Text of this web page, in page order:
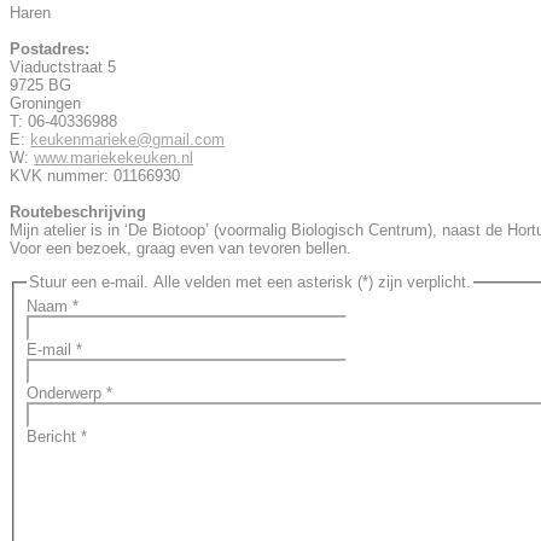
Haren
Postadres:
Viaductstraat 5
9725 BG
Groningen
T: 06-40336988
E: keukenmarieke@gmail.com
W: www.mariekekeuken.nl
KVK nummer: 01166930
Routebeschrijving
Mijn atelier is in ‘De Biotoop’ (voormalig Biologisch Centrum), naast de
Voor een bezoek, graag even van tevoren bellen.
Stuur een e-mail. Alle velden met een asterisk (*) zijn verplicht.
Naam *
E-mail *
Onderwerp*
Bericht*